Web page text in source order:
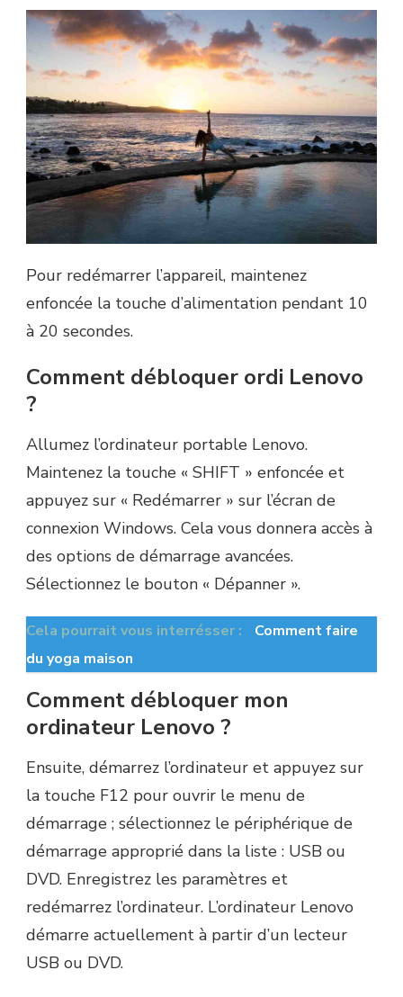
Pour redémarrer l’appareil, maintenez
enfoncée la touche d’alimentation pendant 10
à 20 secondes.
Comment débloquer ordi Lenovo
?
Allumez l’ordinateur portable Lenovo.
Maintenez la touche « SHIFT » enfoncée et
appuyez sur « Redémarrer » sur l’écran de
connexion Windows. Cela vous donnera accès à
des options de démarrage avancées.
Sélectionnez le bouton « Dépanner ».
Cela pourrait vous interrésser :
Comment faire
du yoga maison
Comment débloquer mon
ordinateur Lenovo ?
Ensuite, démarrez l’ordinateur et appuyez sur
la touche F12 pour ouvrir le menu de
démarrage ; sélectionnez le périphérique de
démarrage approprié dans la liste : USB ou
DVD. Enregistrez les paramètres et
redémarrez l’ordinateur. L’ordinateur Lenovo
démarre actuellement à partir d’un lecteur
USB ou DVD.